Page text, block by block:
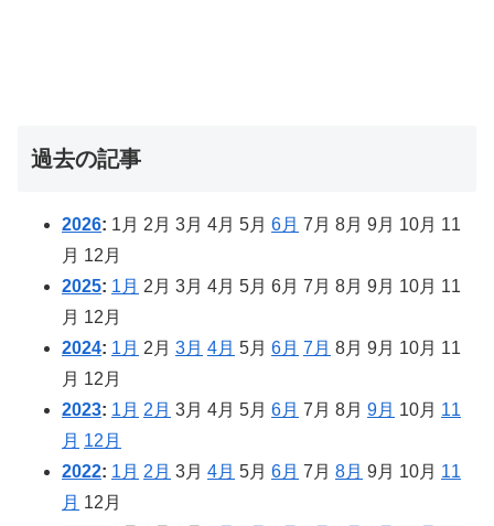
過去の記事
2026: 1月 2月 3月 4月 5月 6月 7月 8月 9月 10月 11
月 12月
2025: 1月 2月 3月 4月 5月 6月 7月 8月 9月 10月 11
月 12月
2024: 1月 2月 3月 4月 5月 6月 7月 8月 9月 10月 11
月 12月
2023: 1月 2月 3月 4月 5月 6月 7月 8月 9月 10月 11
月 12月
2022: 1月 2月 3月 4月 5月 6月 7月 8月 9月 10月 11
月 12月